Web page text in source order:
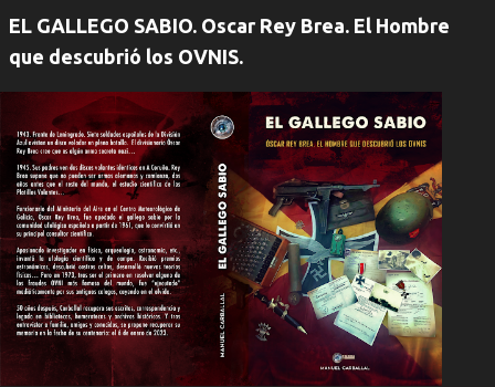
EL GALLEGO SABIO. Oscar Rey Brea. El Hombre
que descubrió los OVNIS.